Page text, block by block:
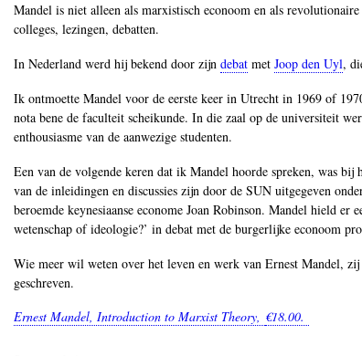
Mandel is niet alleen als marxistisch econoom en als
colleges, lezingen, debatten.
In Nederland werd hij bekend door zijn debat met Joop den Uyl,
Ik ontmoette Mandel voor de eerste keer in Utrecht in 1969 of
nota bene de faculteit scheikunde. In die zaal op de universiteit
enthousiasme van de aanwezige studenten.
Een van de volgende keren dat ik Mandel hoorde spreken, was
van de inleidingen en discussies zijn door de SUN uitgegeven
beroemde keynesiaanse econome Joan Robinson. Mandel hield
wetenschap of ideologie?’ in debat met de burgerlijke econoom
Wie meer wil weten over het leven en werk van Ernest Mandel,
geschreven.
Ernest Mandel, Introduction to Marxist Theory, €18.00.